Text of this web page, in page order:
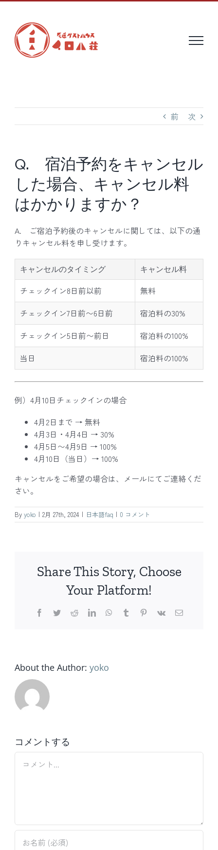
Skip
content
前 次
Q. 宿泊予約をキャンセル
した場合、キャンセル料
はかかりますか？
A. ご宿泊予約後のキャンセルに関しては、以下の通
りキャンセル料を申し受けます。
キャンセルのタイミング キャンセル料
チェックイン8日前以前
無料
チェックイン7日前〜6日前
宿泊料の30%
チェックイン5日前〜前日
宿泊料の100%
当日
宿泊料の100%
例）4月10日チェックインの場合
4月2日まで → 無料
4月3日・4月4日 → 30%
4月5日〜4月9日 → 100%
4月10日（当日）→ 100%
キャンセルをご希望の場合は、メールにてご連絡くだ
さい。
By yoko | 2月 27th, 2024 | 日本語faq | 0 コメント
Share This Story, Choose
Your Platform!
Facebook
TwitterRedditLinkedInWhatsApp
TumblrPinterest
Vk
電
About the Author: yoko
コメントする
Comment